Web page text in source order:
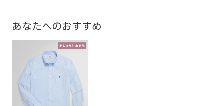
あなたへのおすすめ